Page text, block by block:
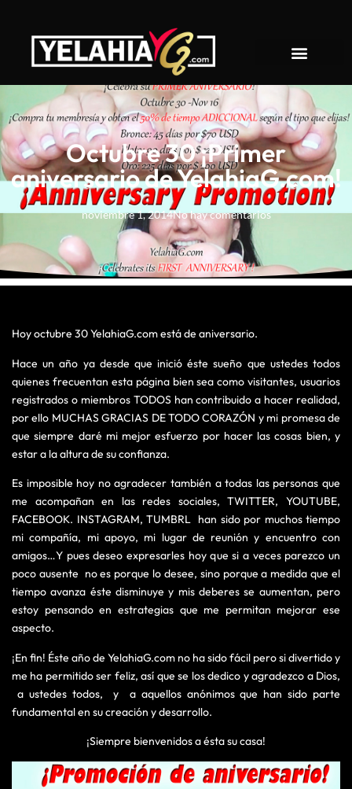
Octubre 30 ¡Primer
aniversario de YelahiaG.com!
noviembre 1, 2014No hay comentarios
Hoy octubre 30 YelahiaG.com está de aniversario.
Hace un año ya desde que inició éste sueño que ustedes todos
quienes frecuentan esta página bien sea como visitantes, usuarios
registrados o miembros TODOS han contribuido a hacer realidad,
por ello MUCHAS GRACIAS DE TODO CORAZÓN y mi promesa de
que siempre daré mi mejor esfuerzo por hacer las cosas bien, y
estar a la altura de su confianza.
Es imposible hoy no agradecer también a todas las personas que
me acompañan en las redes sociales, TWITTER, YOUTUBE,
FACEBOOK. INSTAGRAM, TUMBRL han sido por muchos tiempo
mi compañía, mi apoyo, mi lugar de reunión y encuentro con
amigos…Y pues deseo expresarles hoy que si a veces parezco un
poco ausente no es porque lo desee, sino porque a medida que el
tiempo avanza éste disminuye y mis deberes se aumentan, pero
estoy pensando en estrategias que me permitan mejorar ese
aspecto.
¡En fin! Éste año de YelahiaG.com no ha sido fácil pero si divertido y
me ha permitido ser feliz, así que se los dedico y agradezco a Dios,
a ustedes todos, y a aquellos anónimos que han sido parte
fundamental en su creación y desarrollo.
¡Siempre bienvenidos a ésta su casa!